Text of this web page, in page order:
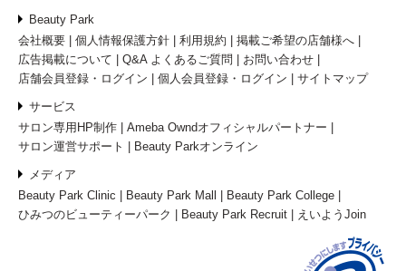
Beauty Park
会社概要
個人情報保護方針 利用規約
掲載ご希望の店舗様へ
広告掲載について
Q&A よくあるご質問
お問い合わせ
店舗会員登録・ログイン
個人会員登録・ログイン サイトマップ
サービス
サロン専用HP制作
Ameba Owndオフィシャルパートナー
サロン運営サポート
Beauty Parkオンライン
メディア
Beauty Park Clinic
Beauty Park Mall
Beauty Park College
ひみつのビューティーパーク
Beauty Park Recruit えいようJoin